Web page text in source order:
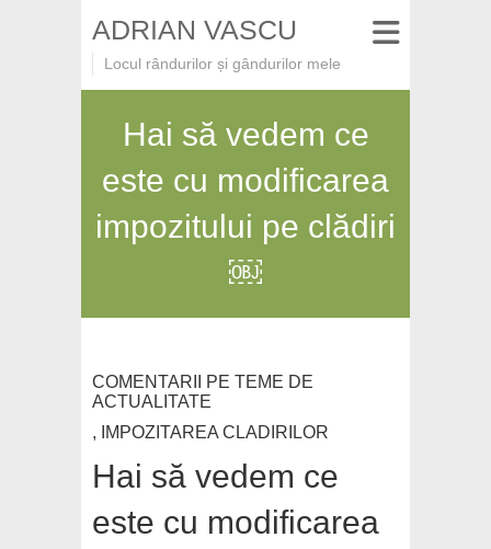
ADRIAN VASCU
Locul rândurilor și gândurilor mele
Hai să vedem ce
este cu modificarea
impozitului pe clădiri
￼
COMENTARII PE TEME DE
ACTUALITATE
,
IMPOZITAREA CLADIRILOR
Hai să vedem ce
este cu modificarea